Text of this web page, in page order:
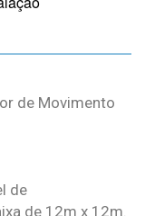
de Movimento
de
de 12m x 12m.